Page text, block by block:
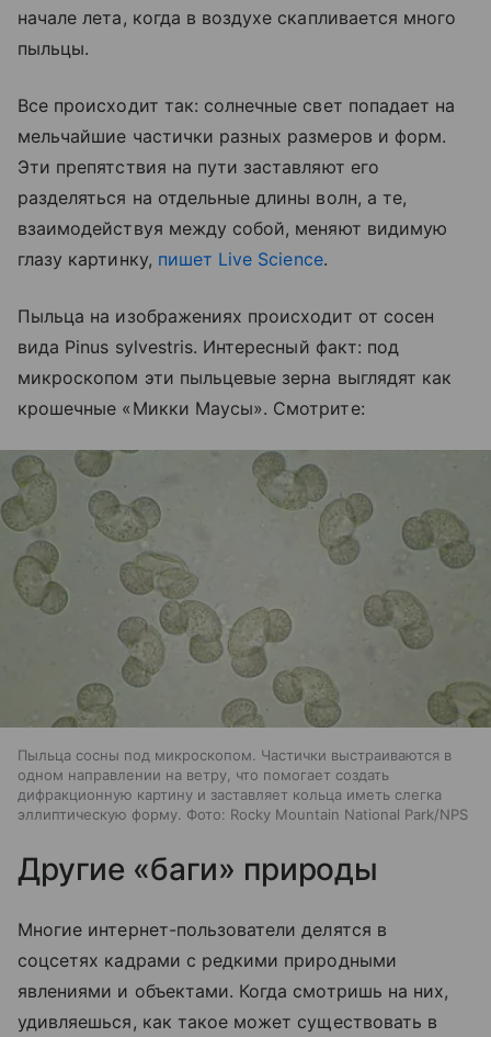
начале лета, когда в воздухе скапливается много
пыльцы.
Все происходит так: солнечные свет попадает на
мельчайшие частички разных размеров и форм.
Эти препятствия на пути заставляют его
разделяться на отдельные длины волн, а те,
взаимодействуя между собой, меняют видимую
глазу картинку, пишет Live Science.
Пыльца на изображениях происходит от сосен
вида Pinus sylvestris. Интересный факт: под
микроскопом эти пыльцевые зерна выглядят как
крошечные «Микки Маусы». Смотрите:
Пыльца сосны под микроскопом. Частички выстраиваются в
одном направлении на ветру, что помогает создать
дифракционную картину и заставляет кольца иметь слегка
эллиптическую форму. Фото: Rocky Mountain National Park/NPS
Другие «баги» природы
Многие интернет-пользователи делятся в
соцсетях кадрами с редкими природными
явлениями и объектами. Когда смотришь на них,
удивляешься, как такое может существовать в